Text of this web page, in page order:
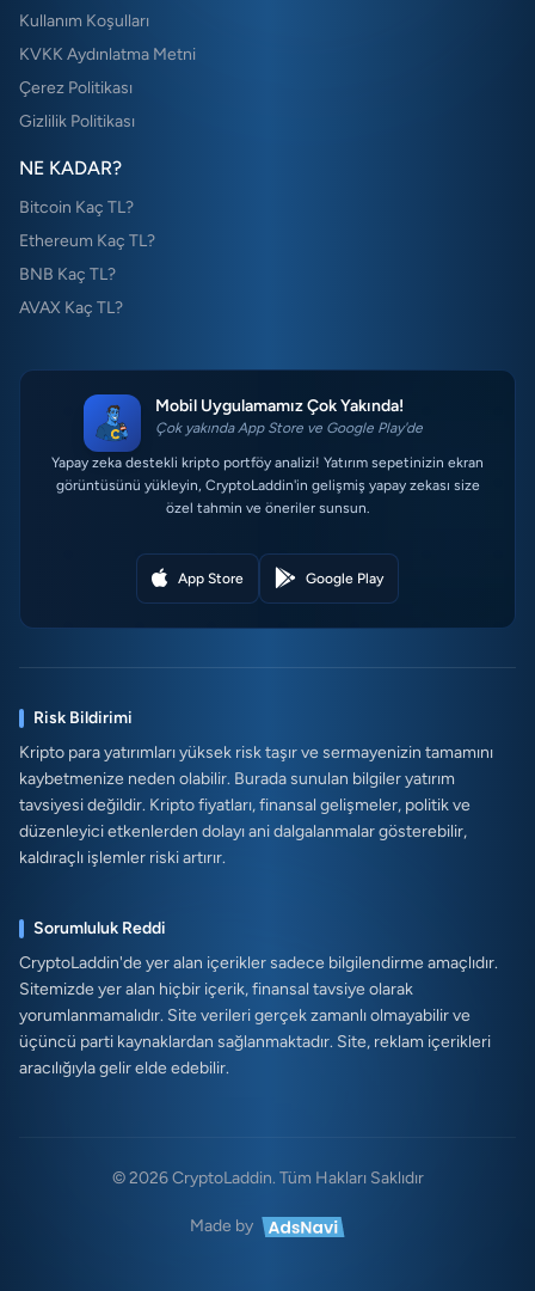
Kullanım Koşulları
KVKK Aydınlatma Metni
Çerez Politikası
Gizlilik Politikası
NE KADAR?
Bitcoin Kaç TL?
Ethereum Kaç TL?
BNB Kaç TL?
AVAX Kaç TL?
Mobil Uygulamamız Çok Yakında!
Çok yakında App Store ve Google Play'de
Yapay zeka destekli kripto portföy analizi! Yatırım sepetinizin ekran
görüntüsünü yükleyin, CryptoLaddin'in gelişmiş yapay zekası size
özel tahmin ve öneriler sunsun.
App Store Google Play
Risk Bildirimi
Kripto para yatırımları yüksek risk taşır ve sermayenizin tamamını
kaybetmenize neden olabilir. Burada sunulan bilgiler yatırım
tavsiyesi değildir. Kripto fiyatları, finansal gelişmeler, politik ve
düzenleyici etkenlerden dolayı ani dalgalanmalar gösterebilir,
kaldıraçlı işlemler riski artırır.
Sorumluluk Reddi
CryptoLaddin'de yer alan içerikler sadece bilgilendirme amaçlıdır.
Sitemizde yer alan hiçbir içerik, finansal tavsiye olarak
yorumlanmamalıdır. Site verileri gerçek zamanlı olmayabilir ve
üçüncü parti kaynaklardan sağlanmaktadır. Site, reklam içerikleri
aracılığıyla gelir elde edebilir.
© 2026 CryptoLaddin. Tüm Hakları Saklıdır
Made by